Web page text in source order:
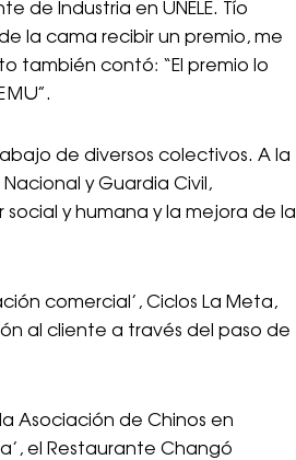
de Industria en UNELE. Tío
la cama recibir un premio, me
también contó: “El premio lo
de diversos colectivos. A la
y Guardia Civil,
social y humana y la mejora de la
comercial’, Ciclos La Meta,
al cliente a través del paso de
Asociación de Chinos en
el Restaurante Changó